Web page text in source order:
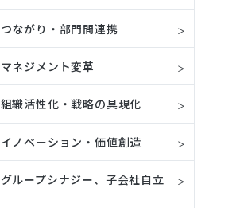
つながり・部門間連携
マネジメント変革
組織活性化・戦略の具現化
イノベーション・価値創造
グループシナジー、子会社自立